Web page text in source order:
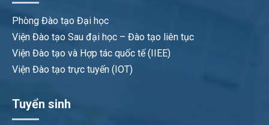
Phòng Đào tạo Đại học
Viện Đào tạo Sau đại học – Đào tạo liên tục
Viện Đào tạo và Hợp tác quốc tế (IIEE)
Viện Đào tạo trực tuyến (IOT)
Tuyển sinh